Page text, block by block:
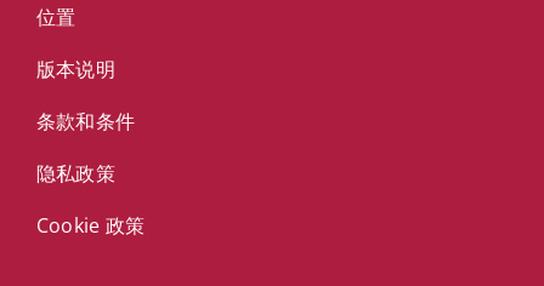
位置
版本说明
条款和条件
隐私政策
Cookie 政策